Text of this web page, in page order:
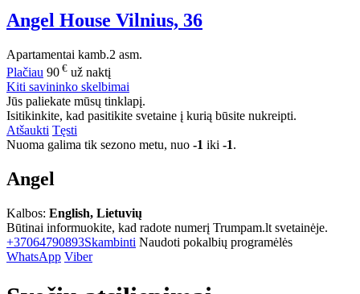
Angel House Vilnius, 36
Apartamentai kamb.2 asm.
Plačiau 90 € už naktį
Kiti savininko skelbimai
Jūs paliekate mūsų tinklapį.
Isitikinkite, kad pasitikite svetaine į kurią būsite nukreipti.
Atšaukti Tęsti
Nuoma galima tik sezono metu, nuo -1 iki -1.
Angel
Kalbos: English, Lietuvių
Būtinai informuokite, kad radote numerį Trumpam.lt svetainėje.
+37064790893Skambinti Naudoti pokalbių programėlės
WhatsApp Viber